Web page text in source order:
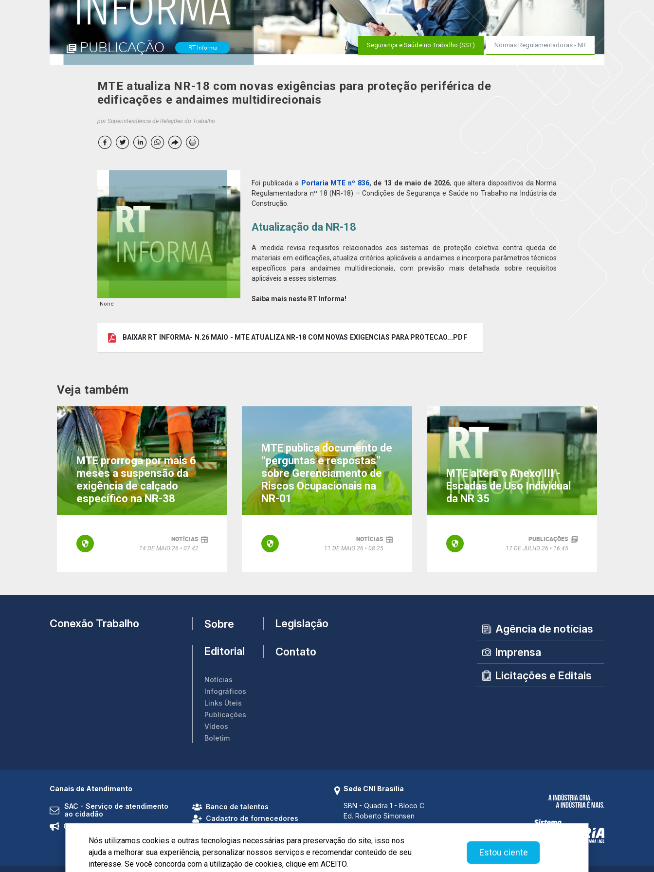
PUBLICAÇÃO RT Informa Segurança e Saúde no Trabalho (SST) Normas Regulamentadoras - NR
MTE atualiza NR-18 com novas exigências para proteção periférica de
edificações e andaimes multidirecionais
por Superintendência de Relações do Trabalho
None
Foi publicada a Portaria MTE nº 836, de 13 de maio de 2026, que altera dispositivos da Norma
Regulamentadora nº 18 (NR-18) – Condições de Segurança e Saúde no Trabalho na Indústria da
Construção.
Atualização da NR-18
A medida revisa requisitos relacionados aos sistemas de proteção coletiva contra queda de
materiais em edificações, atualiza critérios aplicáveis a andaimes e incorpora parâmetros técnicos
específicos para andaimes multidirecionais, com previsão mais detalhada sobre requisitos
aplicáveis a esses sistemas.
Saiba mais neste RT Informa!
BAIXAR RT INFORMA- N.26 MAIO - MTE ATUALIZA NR-18 COM NOVAS EXIGENCIAS PARA PROTECAO...PDF
Veja também
MTE prorroga por mais 6
meses a suspensão da
exigência de calçado
específico na NR-38
NOTÍCIAS
14 DE MAIO 26
07:42
MTE publica documento de
“perguntas e respostas”
sobre Gerenciamento de
Riscos Ocupacionais na
NR-01
NOTÍCIAS
11 DE MAIO 26
08:25
MTE altera o Anexo III -
Escadas de Uso Individual
da NR 35
PUBLICAÇÕES
17 DE JULHO 26
16:45
Conexão Trabalho Sobre
Editorial
Notícias
Infográficos
Links Úteis
Publicações
Vídeos
Boletim
Legislação
Contato
Agência de notícias
Imprensa
Licitações e Editais
Canais de Atendimento
SAC - Serviço de atendimento
ao cidadão
Ouvidoria
Banco de talentos
Cadastro de fornecedores
Sede CNI Brasília
SBN - Quadra 1 - Bloco C
Ed. Roberto Simonsen
(61) 3317 9000
(61) 3317 9994 (Fax)
Brasília - DF CEP 70040-903
Nós utilizamos cookies e outras tecnologias necessárias para preservação do site, isso nos
ajuda a melhorar sua experiência, personalizar nossos serviços e recomendar conteúdo de seu
interesse. Se você concorda com a utilização de cookies, clique em ACEITO.
Estou ciente